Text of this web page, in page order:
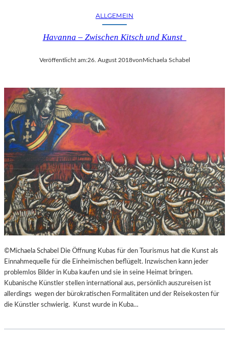
ALLGEMEIN
Havanna – Zwischen Kitsch und Kunst
Veröffentlicht am:26. August 2018vonMichaela Schabel
©Michaela Schabel Die Öffnung Kubas für den Tourismus hat die Kunst als
Einnahmequelle für die Einheimischen beflügelt. Inzwischen kann jeder
problemlos Bilder in Kuba kaufen und sie in seine Heimat bringen.
Kubanische Künstler stellen international aus, persönlich auszureisen ist
allerdings wegen der bürokratischen Formalitäten und der Reisekosten für
die Künstler schwierig. Kunst wurde in Kuba…